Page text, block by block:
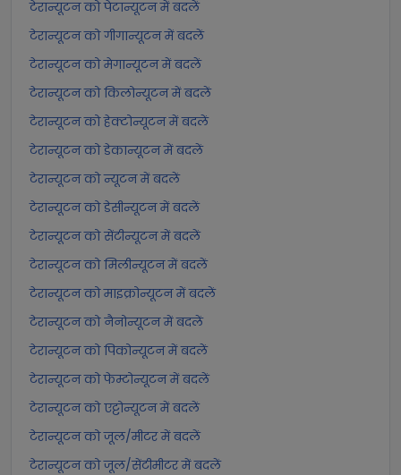
टेरान्यूटन को पेटान्यूटन में बदलें
टेरान्यूटन को गीगान्यूटन में बदलें
टेरान्यूटन को मेगान्यूटन में बदलें
टेरान्यूटन को किलोन्यूटन में बदलें
टेरान्यूटन को हेक्टोन्यूटन में बदलें
टेरान्यूटन को डेकान्यूटन में बदलें
टेरान्यूटन को न्यूटन में बदलें
टेरान्यूटन को डेसीन्यूटन में बदलें
टेरान्यूटन को सेंटीन्यूटन में बदलें
टेरान्यूटन को मिलीन्यूटन में बदलें
टेरान्यूटन को माइक्रोन्यूटन में बदलें
टेरान्यूटन को नैनोन्यूटन में बदलें
टेरान्यूटन को पिकोन्यूटन में बदलें
टेरान्यूटन को फेम्टोन्यूटन में बदलें
टेरान्यूटन को एट्टोन्यूटन में बदलें
टेरान्यूटन को जूल/मीटर में बदलें
टेरान्यूटन को जूल/सेंटीमीटर में बदलें